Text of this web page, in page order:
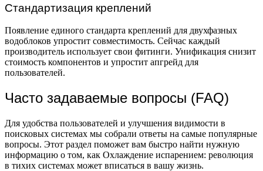
Стандартизация креплений
Появление единого стандарта креплений для двухфазных
водоблоков упростит совместимость. Сейчас каждый
производитель использует свои фитинги. Унификация снизит
стоимость компонентов и упростит апгрейд для
пользователей.
Часто задаваемые вопросы (FAQ)
Для удобства пользователей и улучшения видимости в
поисковых системах мы собрали ответы на самые популярные
вопросы. Этот раздел поможет вам быстро найти нужную
информацию о том, как Охлаждение испарением: революция
в тихих системах может вписаться в вашу жизнь.